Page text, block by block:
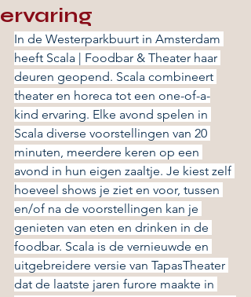
ervaring
In de Westerparkbuurt in Amsterdam
heeft Scala | Foodbar & Theater haar
deuren geopend. Scala combineert
theater en horeca tot een one-of-a-
kind ervaring. Elke avond spelen in
Scala diverse voorstellingen van 20
minuten, meerdere keren op een
avond in hun eigen zaaltje. Je kiest zelf
hoeveel shows je ziet en voor, tussen
en/of na de voorstellingen kan je
genieten van eten en drinken in de
foodbar. Scala is de vernieuwde en
uitgebreidere versie van TapasTheater
dat de laatste jaren furore maakte in